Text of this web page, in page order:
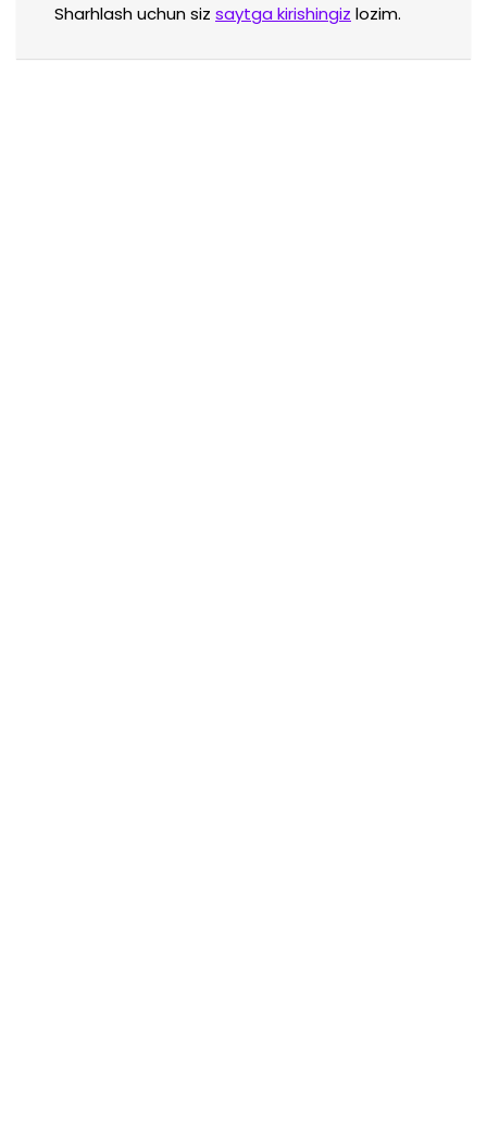
Sharhlash uchun siz saytga kirishingiz lozim.